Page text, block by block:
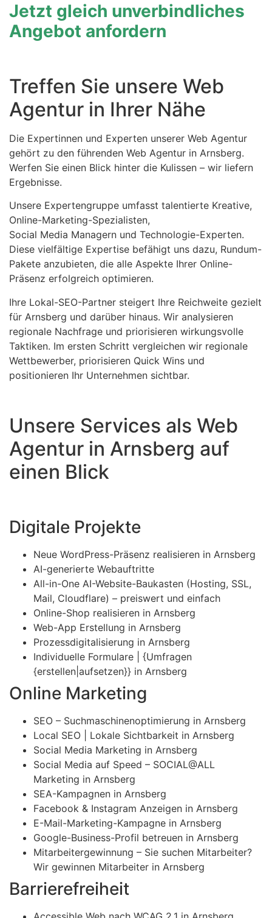
Jetzt gleich unverbindliches
Angebot anfordern
Treffen Sie unsere Web
Agentur in Ihrer Nähe
Die Expertinnen und Experten unserer Web Agentur
gehört zu den führenden Web Agentur in Arnsberg.
Werfen Sie einen Blick hinter die Kulissen – wir liefern
Ergebnisse.
Unsere Expertengruppe umfasst talentierte Kreative,
Online-Marketing-Spezialisten,
Social Media Managern und Technologie-Experten.
Diese vielfältige Expertise befähigt uns dazu, Rundum-
Pakete anzubieten, die alle Aspekte Ihrer Online-
Präsenz erfolgreich optimieren.
Ihre Lokal-SEO-Partner steigert Ihre Reichweite gezielt
für Arnsberg und darüber hinaus. Wir analysieren
regionale Nachfrage und priorisieren wirkungsvolle
Taktiken. Im ersten Schritt vergleichen wir regionale
Wettbewerber, priorisieren Quick Wins und
positionieren Ihr Unternehmen sichtbar.
Unsere Services als Web
Agentur in Arnsberg auf
einen Blick
Digitale Projekte
Neue WordPress-Präsenz realisieren in Arnsberg
AI-generierte Webauftritte
All-in-One AI-Website-Baukasten (Hosting, SSL,
Mail, Cloudflare) – preiswert und einfach
Online-Shop realisieren in Arnsberg
Web-App Erstellung in Arnsberg
Prozessdigitalisierung in Arnsberg
Individuelle Formulare | {Umfragen
{erstellen|aufsetzen}} in Arnsberg
Online Marketing
SEO – Suchmaschinenoptimierung in Arnsberg
Local SEO | Lokale Sichtbarkeit in Arnsberg
Social Media Marketing in Arnsberg
Social Media auf Speed – SOCIAL@ALL
Marketing in Arnsberg
SEA-Kampagnen in Arnsberg
Facebook & Instagram Anzeigen in Arnsberg
E-Mail-Marketing-Kampagne in Arnsberg
Google-Business-Profil betreuen in Arnsberg
Mitarbeitergewinnung – Sie suchen Mitarbeiter?
Wir gewinnen Mitarbeiter in Arnsberg
Barrierefreiheit